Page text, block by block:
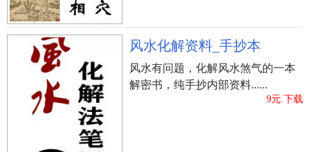
风水化解资料_手抄本
风水有问题，化解风水煞气的一本
解密书，纯手抄内部资料......
9元.下载